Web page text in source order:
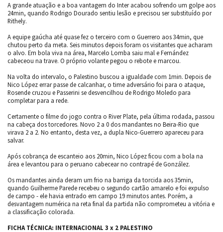
A grande atuação e a boa vantagem do Inter acabou sofrendo um golpe aos
24min, quando Rodrigo Dourado sentiu lesão e precisou ser substituído por
Rithely.
A equipe gaúcha até quase fez o terceiro com o Guerrero aos 34min, que
chutou perto da meta. Seis minutos depois foram os visitantes que acharam
o alvo. Em bola viva na área, Marcelo Lomba saiu mal e Fernández
cabeceou na trave. O próprio volante pegou o rebote e marcou.
Na volta do intervalo, o Palestino buscou a igualdade com 1min. Depois de
Nico López errar passe de calcanhar, o time adversário foi para o ataque,
Rosende cruzou e Passerini se desvencilhou de Rodrigo Moledo para
completar para a rede.
Certamente o filme do jogo contra o River Plate, pela última rodada, passou
na cabeça dos torcedores. Novo 2 a 0 dos mandantes no Beira-Rio que
virava 2 a 2. No entanto, desta vez, a dupla Nico-Guerrero apareceu para
salvar.
Após cobrança de escanteio aos 20min, Nico López ficou com a bola na
área e levantou para o peruano cabecear no contrapé de González.
Os mandantes ainda deram um frio na barriga da torcida aos 35min,
quando Guilherme Parede recebeu o segundo cartão amarelo e foi expulso
de campo - ele havia entrado em campo 19 minutos antes. Porém, a
desvantagem numérica na reta final da partida não comprometeu a vitória e
a classificação colorada.
FICHA TÉCNICA: INTERNACIONAL 3 x 2 PALESTINO